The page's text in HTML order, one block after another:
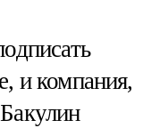
и компания,